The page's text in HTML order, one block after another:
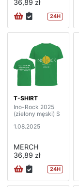
36,89 zł
24H
T-SHIRT
Ino-Rock 2025
(zielony męski) S
1.08.2025
MERCH
36,89 zł
24H